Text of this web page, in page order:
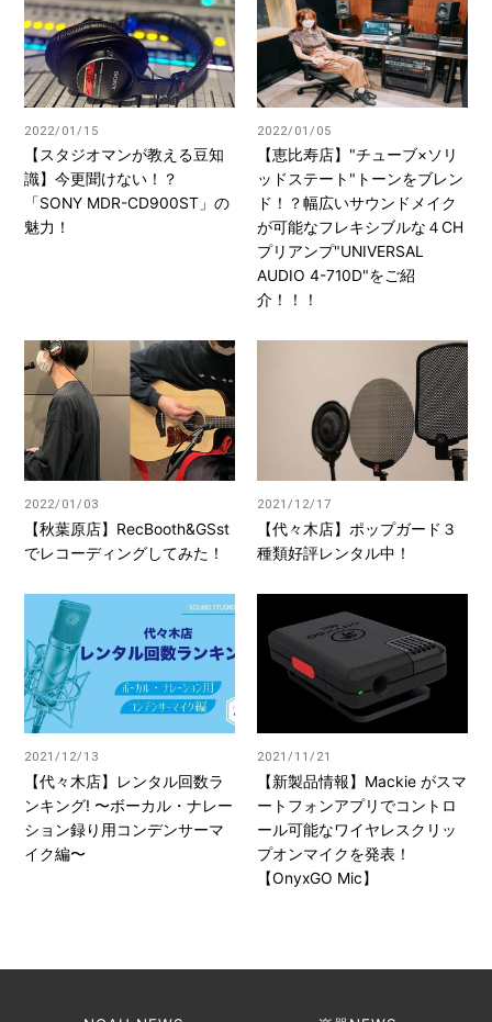
2022/01/15
【スタジオマンが教える豆知
識】今更聞けない！？
「SONY MDR-CD900ST」の
魅力！
2022/01/05
【恵比寿店】"チューブ×ソリ
ッドステート"トーンをブレン
ド！？幅広いサウンドメイク
が可能なフレキシブルな４CH
プリアンプ"UNIVERSAL
AUDIO 4-710D"をご紹
介！！！
2022/01/03
【秋葉原店】RecBooth&GSst
でレコーディングしてみた！
2021/12/17
【代々木店】ポップガード３
種類好評レンタル中！
2021/12/13
【代々木店】レンタル回数ラ
ンキング! 〜ボーカル・ナレー
ション録り用コンデンサーマ
イク編〜
2021/11/21
【新製品情報】Mackie がスマ
ートフォンアプリでコントロ
ール可能なワイヤレスクリッ
プオンマイクを発表！
【OnyxGO Mic】